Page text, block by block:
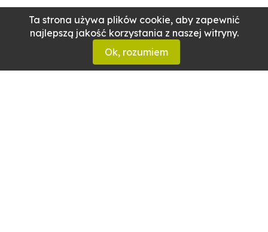
Ta strona używa plików cookie, aby zapewnić
najlepszą jakość korzystania z naszej witryny.
Ok, rozumiem